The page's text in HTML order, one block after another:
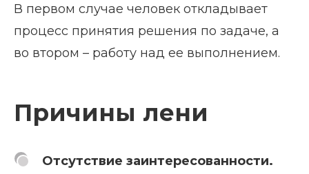
В первом случае человек откладывает
процесс принятия решения по задаче, а
во втором – работу над ее выполнением.
Причины лени
Отсутствие заинтересованности.